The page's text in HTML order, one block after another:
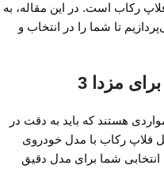
رکاب است. در این مقاله، به
رکاب مزدا 3 چپ می‌پردازیم تا شما را در انتخاب و
مزدا 3
انتخاب فلاپ رکاب برای مزدا 3، مواردی هستند که باید به دقت در
فلاپ رکاب با مدل خودروی
شما برای مدل دقیق